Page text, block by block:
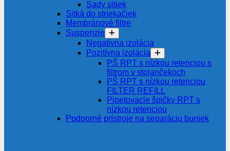
Sady sitiek
Sitká do striekačiek
Membránové filtre
Suspenzie
Negatívna izolácia
Pozitívna izolácia
PŠ RPT s nízkou retenciou s
filtrom v stojančekoch
PŠ RPT s nízkou retenciou
FILTER REFILL
Pipetovacie špičky RPT s
nízkou retenciou
Podporné prístroje na separáciu buniek